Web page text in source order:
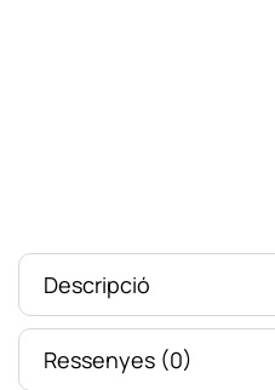
Descripció
Ressenyes (0)